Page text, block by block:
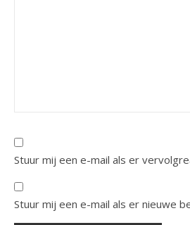
Stuur mij een e-mail als er
Stuur mij een e-mail als er nieuwe